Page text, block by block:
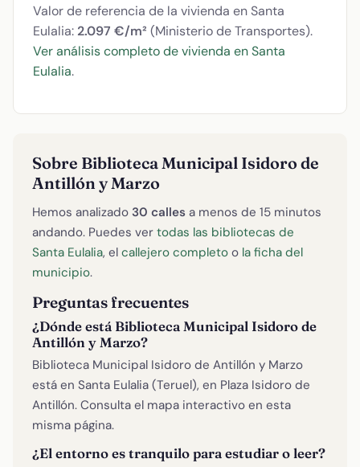
Valor de referencia de la vivienda en Santa
Eulalia: 2.097 €/m² (Ministerio de Transportes).
Ver análisis completo de vivienda en Santa
Eulalia.
Sobre Biblioteca Municipal Isidoro de
Antillón y Marzo
Hemos analizado 30 calles a menos de 15 minutos
andando. Puedes ver todas las bibliotecas de
Santa Eulalia, el callejero completo o la ficha del
municipio.
Preguntas frecuentes
¿Dónde está Biblioteca Municipal Isidoro de
Antillón y Marzo?
Biblioteca Municipal Isidoro de Antillón y Marzo
está en Santa Eulalia (Teruel), en Plaza Isidoro de
Antillón. Consulta el mapa interactivo en esta
misma página.
¿El entorno es tranquilo para estudiar o leer?